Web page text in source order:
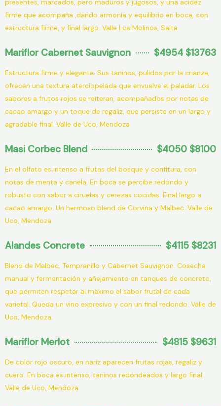
presentes, marcados, pero maduros y jugosos, y una acidez
firme que acompaña ,dando armonía y equilibrio en boca, con
estructura firme, y final largo. Valle Los Molinos, Salta
Mariflor Cabernet Sauvignon $4954 $13763
Estructura firme y elegante. Sus taninos, pulidos por la crianza,
ofrecen una textura aterciopelada que envuelve el paladar. Los
sabores a frutos rojos se reiteran, acompañados por notas de
cacao amargo y un toque de regaliz, que persiste en un largo y
agradable final. Valle de Uco, Mendoza
Masi Corbec Blend $4050 $8100
En el olfato es intenso a frutas del bosque y confitura, con
notas de menta y canela. En boca se percibe redondo y
robusto con sabor a ciruelas y cerezas cocidas. Final largo a
cacao amargo. Un hermoso blend de Corvina y Malbec. Valle de
Uco, Mendoza
Alandes Concrete $4115 $8231
Blend de Malbec, Tempranillo y Cabernet Sauvignon. Cosecha
manual y fermentación y añejamiento en tanques de concreto,
que permiten respetar al máximo el sabor frutal de cada
varietal. Queda un vino expresivo y con un final redondo. Valle de
Uco, Mendoza.
Mariflor Merlot $4815 $9631
De color rojo oscuro, en nariz aparecen frutas rojas, regaliz y
cuero. En boca es intenso, taninos redondeados y largo final.
Valle de Uco, Mendoza